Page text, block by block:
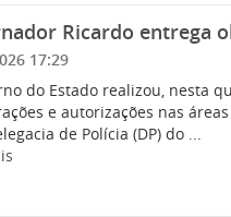
Ricardo entrega
17:29
do Estado realizou, nesta
e autorizações nas
de Polícia (DP) do ...